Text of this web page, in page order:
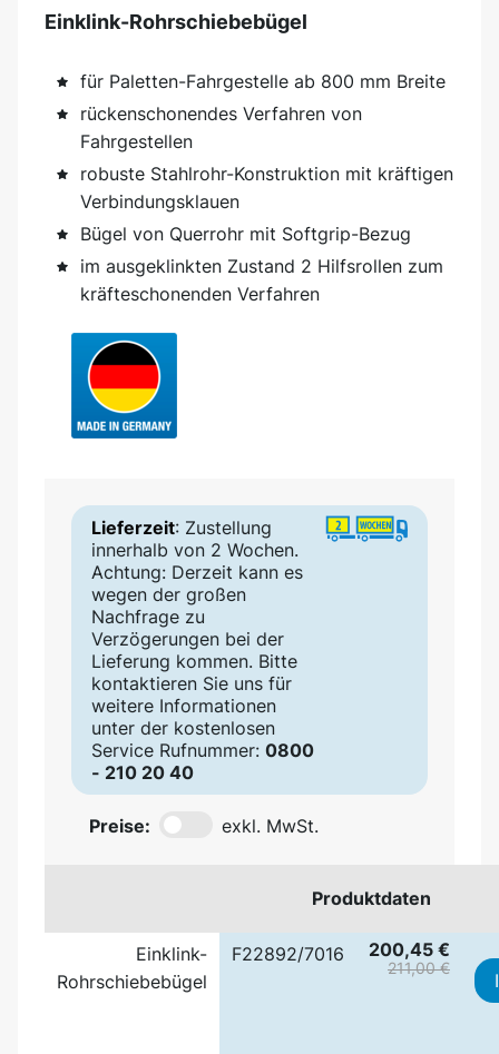
Einklink-Rohrschiebebügel
für Paletten-Fahrgestelle ab 800 mm Breite
rückenschonendes Verfahren von
Fahrgestellen
robuste Stahlrohr-Konstruktion mit kräftigen
Verbindungsklauen
Bügel von Querrohr mit Softgrip-Bezug
im ausgeklinkten Zustand 2 Hilfsrollen zum
kräfteschonenden Verfahren
Lieferzeit: Zustellung
innerhalb von 2 Wochen.
Achtung: Derzeit kann es
wegen der großen
Nachfrage zu
Verzögerungen bei der
Lieferung kommen. Bitte
kontaktieren Sie uns für
weitere Informationen
unter der kostenlosen
Service Rufnummer: 0800
- 210 20 40
Preise: exkl. MwSt.
Produktdaten
Einklink-
Rohrschiebebügel
F22892/7016 200,45 €
211,00 €